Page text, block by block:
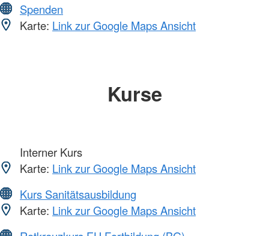
Spenden
Karte: Link zur Google Maps Ansicht
Kurse
Interner Kurs
Karte: Link zur Google Maps Ansicht
Kurs Sanitätsausbildung
Karte: Link zur Google Maps Ansicht